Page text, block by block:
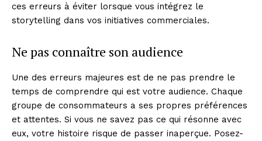
ces erreurs à éviter lorsque vous intégrez le
storytelling dans vos initiatives commerciales.
Ne pas connaître son audience
Une des erreurs majeures est de ne pas prendre le
temps de comprendre qui est votre audience. Chaque
groupe de consommateurs a ses propres préférences
et attentes. Si vous ne savez pas ce qui résonne avec
eux, votre histoire risque de passer inaperçue. Posez-